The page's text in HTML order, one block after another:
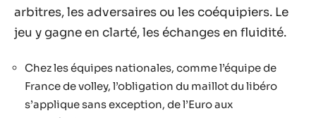
arbitres, les adversaires ou les coéquipiers. Le
jeu y gagne en clarté, les échanges en fluidité.
Chez les équipes nationales, comme l’équipe de
France de volley, l’obligation du maillot du libéro
s’applique sans exception, de l’Euro aux